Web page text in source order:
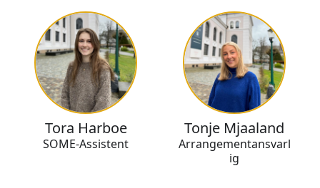
Tora Harboe
SOME-Assistent
Tonje Mjaaland
Arrangementansvarl
ig